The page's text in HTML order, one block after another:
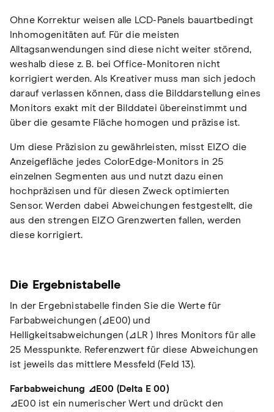
Ohne Korrektur weisen alle LCD-Panels bauartbedingt
Inhomogenitäten auf. Für die meisten
Alltagsanwendungen sind diese nicht weiter störend,
weshalb diese z. B. bei Office-Monitoren nicht
korrigiert werden. Als Kreativer muss man sich jedoch
darauf verlassen können, dass die Bilddarstellung eines
Monitors exakt mit der Bilddatei übereinstimmt und
über die gesamte Fläche homogen und präzise ist.
Um diese Präzision zu gewährleisten, misst EIZO die
Anzeigefläche jedes ColorEdge-Monitors in 25
einzelnen Segmenten aus und nutzt dazu einen
hochpräzisen und für diesen Zweck optimierten
Sensor. Werden dabei Abweichungen festgestellt, die
aus den strengen EIZO Grenzwerten fallen, werden
diese korrigiert.
Die Ergebnistabelle
In der Ergebnistabelle finden Sie die Werte für
Farbabweichungen (⊿E00) und
Helligkeitsabweichungen (⊿LR ) Ihres Monitors für alle
25 Messpunkte. Referenzwert für diese Abweichungen
ist jeweils das mittlere Messfeld (Feld 13).
Farbabweichung ⊿E00 (Delta E 00)
⊿E00 ist ein numerischer Wert und drückt den